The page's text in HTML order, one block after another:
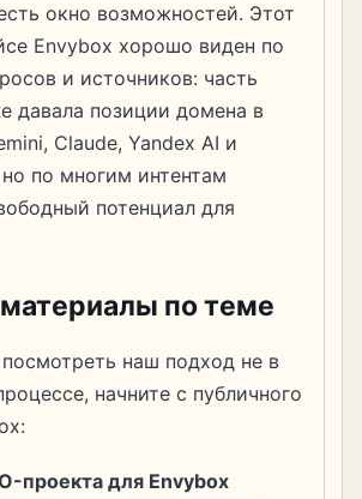
окно возможностей. Этот
Envybox хорошо виден по
и источников: часть
давала позиции домена в
Claude, Yandex AI и
но по многим интентам
потенциал для
по теме
наш подход не в
начните с публичного
проекта для Envybox